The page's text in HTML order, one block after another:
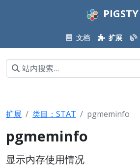
PIGSTY
文档 扩展
扩展 类目：STAT pgmeminfo
pgmeminfo
显示内存使用情况